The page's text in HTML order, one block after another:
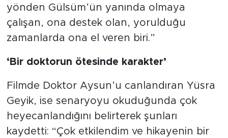
yönden Gülsüm’ün yanında olmaya
çalışan, ona destek olan, yorulduğu
zamanlarda ona el veren biri.”
‘Bir doktorun ötesinde karakter’
Filmde Doktor Aysun’u canlandıran Yüsra
Geyik, ise senaryoyu okuduğunda çok
heyecanlandığını belirterek şunları
kaydetti: “Çok etkilendim ve hikayenin bir